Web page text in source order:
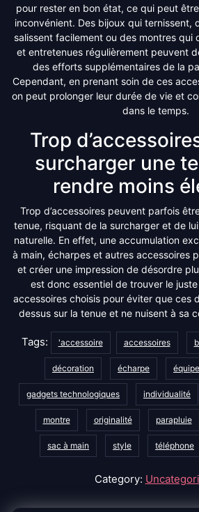
pour rester en bon état, ce qui peut
inconvénient. Des bijoux qui ternissent,
salissent facilement ou des montres qui
et entretenues régulièrement peuvent
des efforts supplémentaires de la
Cependant, en prenant soin de ces
on peut prolonger leur durée de vie et
dans le temps.
Trop
surcharger une
rendre moins
Trop d’accessoires peuvent parfois
tenue, risquant de la surcharger et de
naturelle. En effet, une accumulation
à main, écharpes et autres accessoires
et créer une impression de désordre
est donc essentiel de trouver le
accessoires choisis pour éviter que ces
dessus sur la tenue et ne nuisent à sa
Tags: 'accessoire accessoires
décoration écharpe
gadgets technologiques individualité
montre originalité parapluie
sac à main style téléphone
Category: